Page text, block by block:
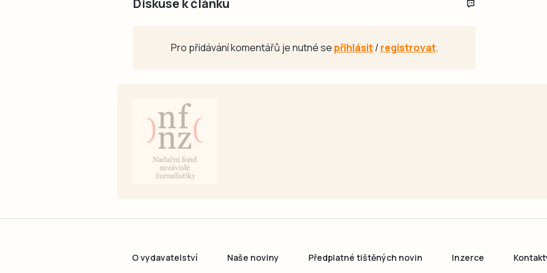
Pro přidávání komentářů je nutné se přihlásit/registrovat.
O vydavatelství Naše noviny Předplatné tištěných novin Inzerce